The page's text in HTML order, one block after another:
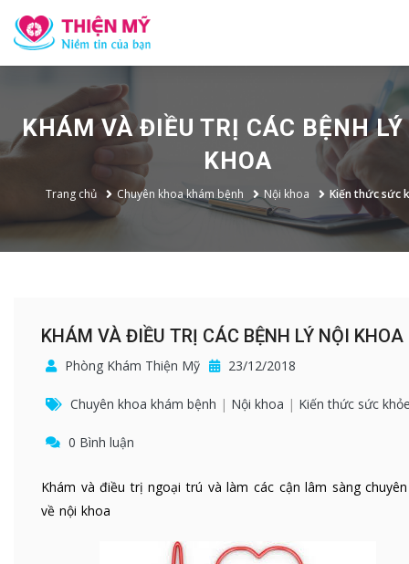
KHÁM VÀ ĐIỀU TRỊ CÁC BỆNH
KHOA
Trang chủ Chuyên khoa khám bệnh Nội khoa Kiến thức sức
KHÁM VÀ ĐIỀU TRỊ CÁC BỆNH LÝ NỘI KHOA
Phòng Khám Thiện Mỹ 23/12/2018
Chuyên khoa khám bệnh | Nội khoa | Kiến thức sức
0 Bình luận
Khám và điều trị ngoại trú và làm các cận lâm sàng
về nội khoa